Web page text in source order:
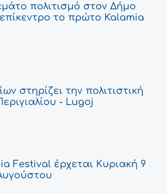
πολιτισμό στον Δήμο
επίκεντρο το πρώτο Kalamia
στηρίζει την πολιτιστική
- Lugoj
Festival έρχεται Κυριακή 9